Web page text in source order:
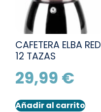
CAFETERA ELBA RED
12 TAZAS
29,99 €
Añadir al carrito